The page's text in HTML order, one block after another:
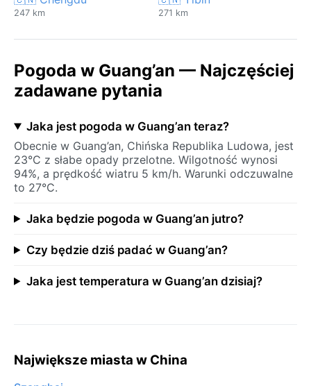
247 km 271 km
Pogoda w Guang’an — Najczęściej
zadawane pytania
Jaka jest pogoda w Guang’an teraz?
Obecnie w Guang’an, Chińska Republika Ludowa, jest
23°C z słabe opady przelotne. Wilgotność wynosi
94%, a prędkość wiatru 5 km/h. Warunki odczuwalne
to 27°C.
Jaka będzie pogoda w Guang’an jutro?
Czy będzie dziś padać w Guang’an?
Jaka jest temperatura w Guang’an dzisiaj?
Największe miasta w China